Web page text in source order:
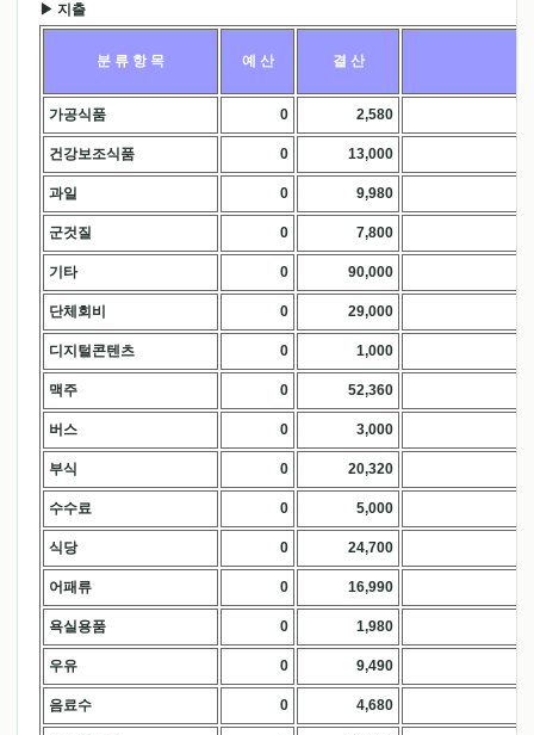
▶ 지출
분 류 항 목 예 산 결 산
가공식품 0 2,580
건강보조식품 0 13,000
과일 0 9,980
군것질 0 7,800
기타 0 90,000
단체회비 0 29,000
디지털콘텐츠 0 1,000
맥주 0 52,360
버스 0 3,000
부식 0 20,320
수수료 0 5,000
식당 0 24,700
어패류 0 16,990
욕실용품 0 1,980
우유 0 9,490
음료수 0 4,680